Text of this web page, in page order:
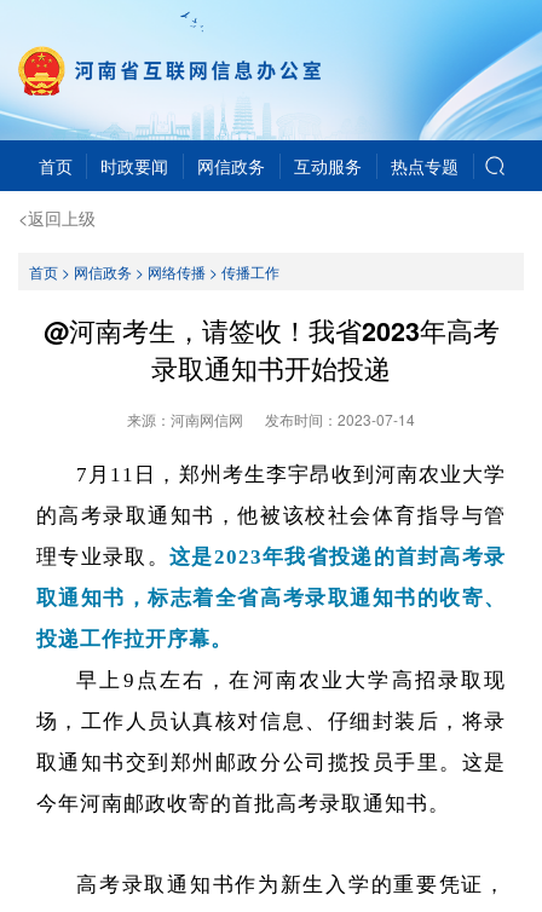
首页 时政要闻 网信政务 互动服务 热点专题
<返回上级
首页> 网信政务> 网络传播> 传播工作
@河南考生，请签收！我省2023年高考
录取通知书开始投递
来源：河南网信网 发布时间： 2023-07-14
7月11日，郑州考生李宇昂收到河南农业大学
的高考录取通知书，他被该校社会体育指导与管
理专业录取。 这是2023年我省投递的首封高考录
取通知书，标志着全省高考录取通知书的收寄、
投递工作拉开序幕。
早上9点左右，在河南农业大学高招录取现
场，工作人员认真核对信息、仔细封装后，将录
取通知书交到郑州邮政分公司揽投员手里。这是
今年河南邮政收寄的首批高考录取通知书。
高考录取通知书作为新生入学的重要凭证，